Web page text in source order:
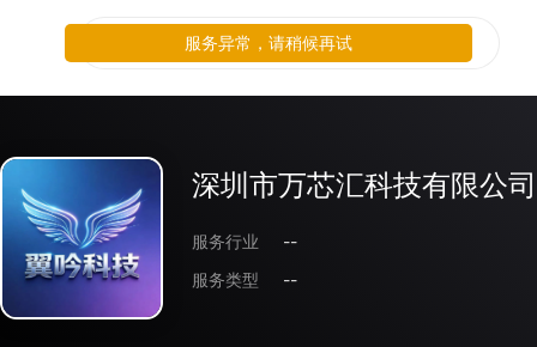
深圳市万芯汇科技有限公司
服务行业
--
服务类型
--
服务异常，请稍候再试